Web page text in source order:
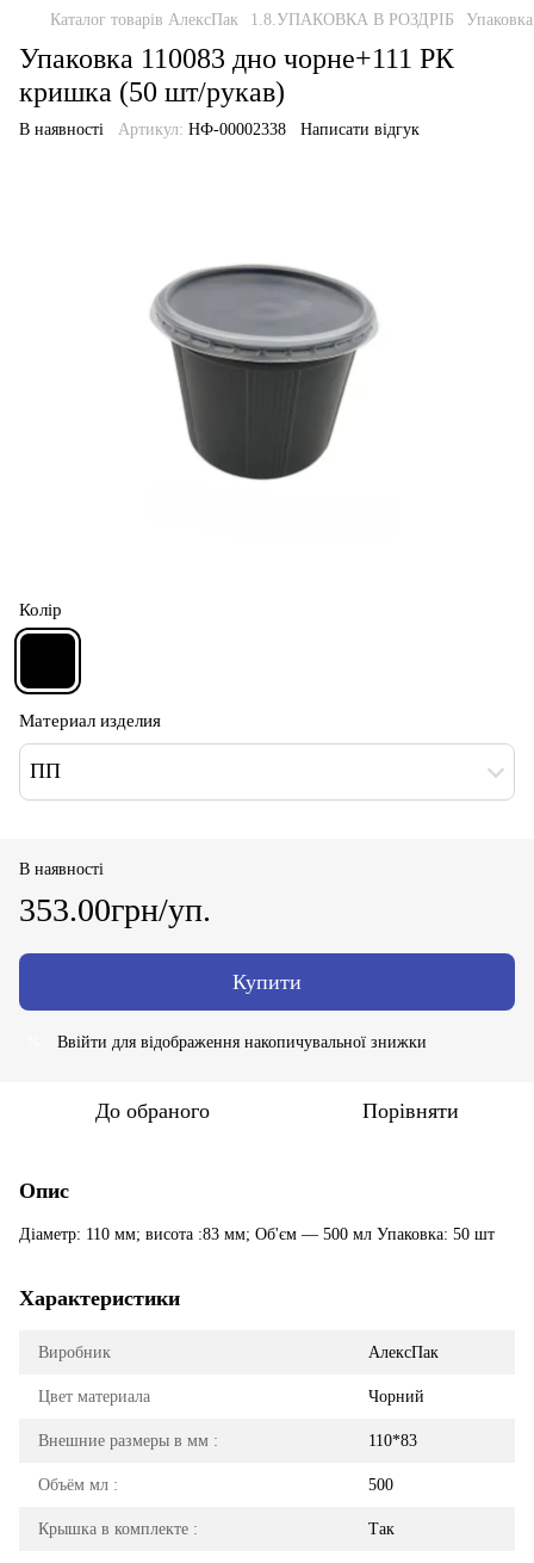
Каталог товарів АлексПак 1.8.УПАКОВКА В РОЗДРІБ
Упаковка 110083 дно чорне+111 РК
кришка (50 шт/рукав)
В наявності Артикул: НФ-00002338 Написати відгук
Колір
Материал изделия
ПП
В наявності
353.00грн/уп.
Купити
Ввійти для відображення накопичувальної знижки
До обраного Порівняти
Опис
Діаметр: 110 мм; висота :83 мм; Об'єм — 500 мл Упаковка: 50 шт
Характеристики
Виробник АлексПак
Цвет материала Чорний
Внешние размеры в мм : 110*83
Объём мл : 500
Крышка в комплекте : Так